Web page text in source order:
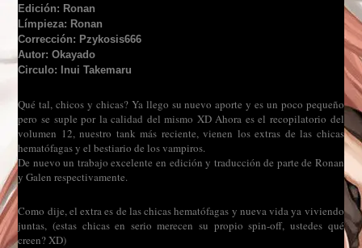
Edición: Ronan
Límpieza: Ronan
Corrección: Pzykosis666
Autor: Okayado
Circulo: Inui Takemaru
Qué tal, chicos y chicas? Ya llego su nuevo aporte y es un poco pequeño
pero se suple por la calidad del mismo XD Ahora es el recopilatorio del
volumen 12, nuestro tank más reciente, vienen los extras de las chicas
hematófagas y el bestiario de los vampiros.
De nuevo un trabajo excelente en edición y traducción de parte de Ronan
y Galen respectivamente.
Como dije, el extra es de las chicas hematófagas y nueva vida ya viviendo
juntas, (estas chicas en serio merecen su propio spin-off, ustedes qué
creen? XD)